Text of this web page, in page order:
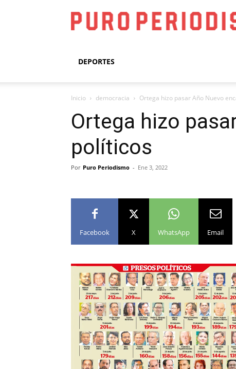
DEPORTES
Inicio democracia Ortega hizo pasar Año Nuevo
Ortega hizo
políticos
Por Puro Periodismo - Ene 3, 2022
Facebook X WhatsApp Email